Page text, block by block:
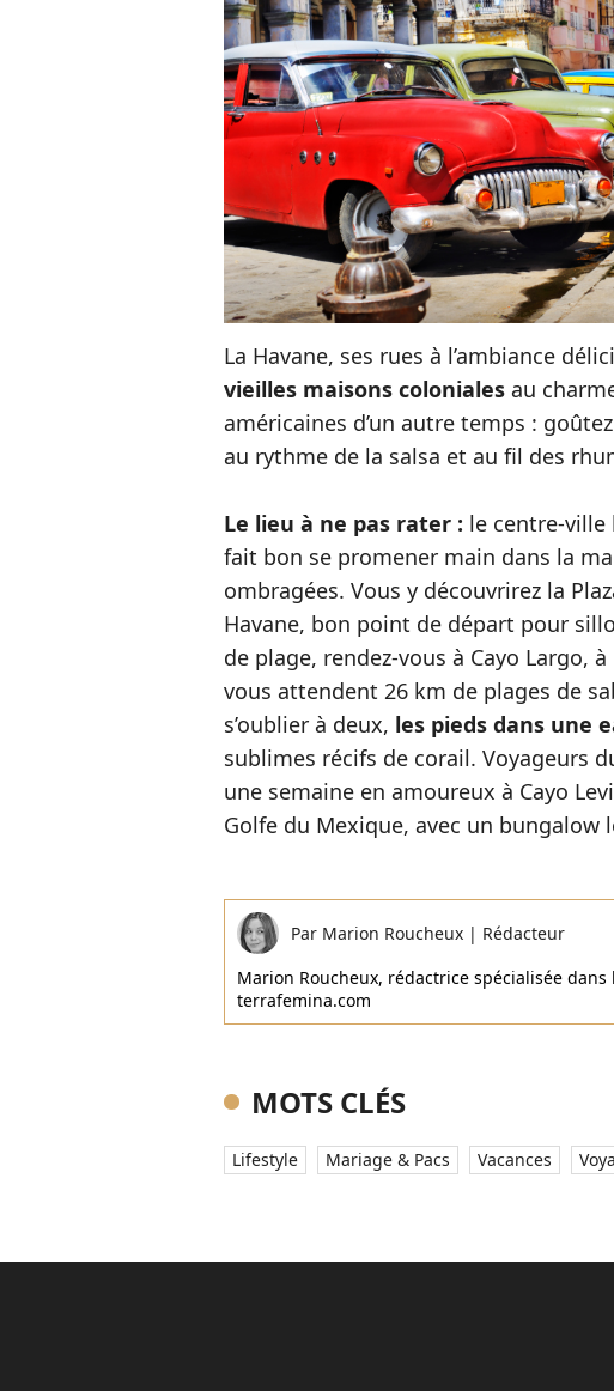
La Havane, ses rues à l’ambiance
vieilles maisons coloniales au
américaines d’un autre temps :
au rythme de la salsa et au fil des
Le lieu à ne pas rater : le centre-ville
fait bon se promener main dans la
ombragées. Vous y découvrirez la
Havane, bon point de départ pour
de plage, rendez-vous à Cayo Largo,
vous attendent 26 km de plages de
s’oublier à deux, les pieds dans une
sublimes récifs de corail. Voyageurs
une semaine en amoureux à Cayo
Golfe du Mexique, avec un bungalow
Par Marion Roucheux | Rédacteur
Marion Roucheux, rédactrice spécialisée
terrafemina.com
MOTS CLÉS
Lifestyle Mariage & Pacs Vacances